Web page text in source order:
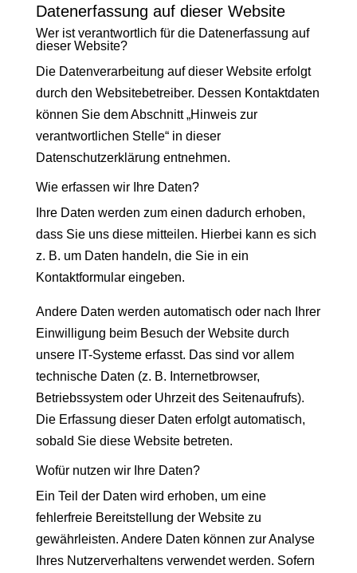
Datenerfassung auf dieser Website
Wer ist verantwortlich für die Datenerfassung auf
dieser Website?
Die Datenverarbeitung auf dieser Website erfolgt
durch den Websitebetreiber. Dessen Kontaktdaten
können Sie dem Abschnitt „Hinweis zur
verantwortlichen Stelle“ in dieser
Datenschutzerklärung entnehmen.
Wie erfassen wir Ihre Daten?
Ihre Daten werden zum einen dadurch erhoben,
dass Sie uns diese mitteilen. Hierbei kann es sich
z. B. um Daten handeln, die Sie in ein
Kontaktformular eingeben.
Andere Daten werden automatisch oder nach Ihrer
Einwilligung beim Besuch der Website durch
unsere IT-Systeme erfasst. Das sind vor allem
technische Daten (z. B. Internetbrowser,
Betriebssystem oder Uhrzeit des Seitenaufrufs).
Die Erfassung dieser Daten erfolgt automatisch,
sobald Sie diese Website betreten.
Wofür nutzen wir Ihre Daten?
Ein Teil der Daten wird erhoben, um eine
fehlerfreie Bereitstellung der Website zu
gewährleisten. Andere Daten können zur Analyse
Ihres Nutzerverhaltens verwendet werden. Sofern